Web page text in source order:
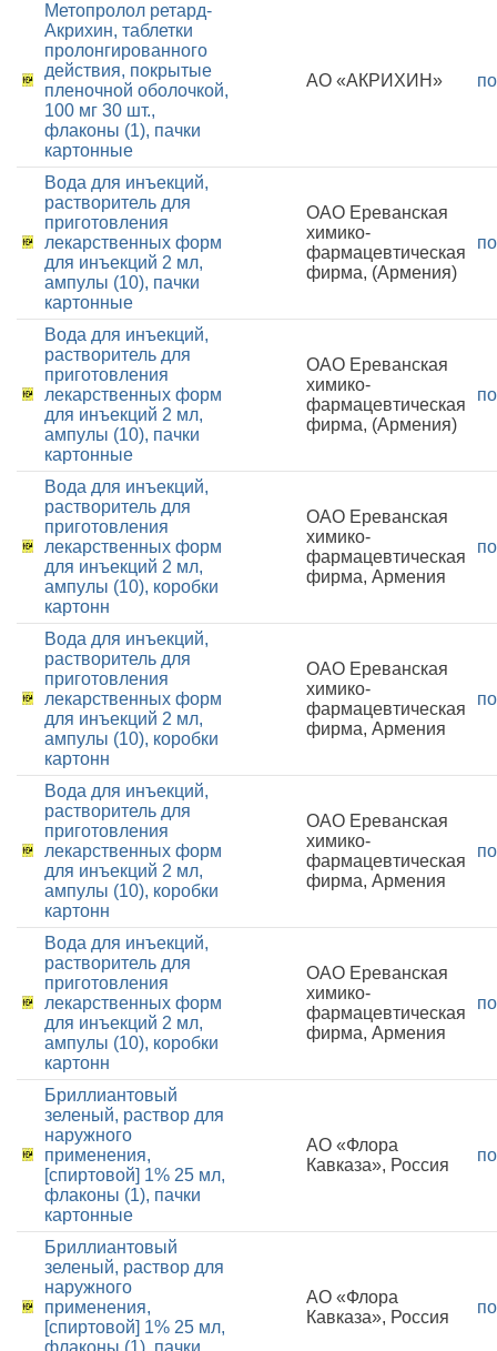
Метопролол ретард-
Акрихин, таблетки
пролонгированного
действия, покрытые
пленочной оболочкой,
100 мг 30 шт.,
флаконы (1), пачки
картонные
АО «АКРИХИН»
Вода для инъекций,
растворитель для
приготовления
лекарственных форм
для инъекций 2 мл,
ампулы (10), пачки
картонные
ОАО Ереванская
химико-
фармацевтическая
фирма, (Армения)
Вода для инъекций,
растворитель для
приготовления
лекарственных форм
для инъекций 2 мл,
ампулы (10), пачки
картонные
ОАО Ереванская
химико-
фармацевтическая
фирма, (Армения)
Вода для инъекций,
растворитель для
приготовления
лекарственных форм
для инъекций 2 мл,
ампулы (10), коробки
картонн
ОАО Ереванская
химико-
фармацевтическая
фирма, Армения
Вода для инъекций,
растворитель для
приготовления
лекарственных форм
для инъекций 2 мл,
ампулы (10), коробки
картонн
ОАО Ереванская
химико-
фармацевтическая
фирма, Армения
Вода для инъекций,
растворитель для
приготовления
лекарственных форм
для инъекций 2 мл,
ампулы (10), коробки
картонн
ОАО Ереванская
химико-
фармацевтическая
фирма, Армения
Вода для инъекций,
растворитель для
приготовления
лекарственных форм
для инъекций 2 мл,
ампулы (10), коробки
картонн
ОАО Ереванская
химико-
фармацевтическая
фирма, Армения
Бриллиантовый
зеленый, раствор для
наружного
применения,
[спиртовой] 1% 25 мл,
флаконы (1), пачки
картонные
АО «Флора
Кавказа», Россия
Бриллиантовый
зеленый, раствор для
наружного
применения,
[спиртовой] 1% 25 мл,
флаконы (1), пачки
АО «Флора
Кавказа», Россия